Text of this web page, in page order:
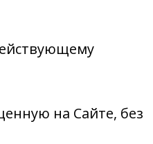
на Сайте, без